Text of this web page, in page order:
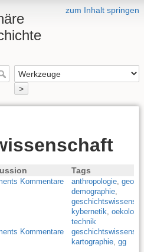
zum Inhalt springen
>
Tags
Kommentare anthropologie,
demographie,
kybernetik, oekologie
technik
Kommentare
kartographie, gg